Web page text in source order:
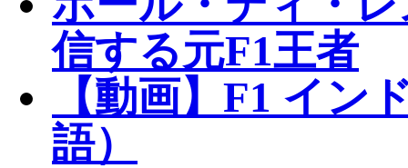
信する元F1王者
【動画】F1 イン
語）